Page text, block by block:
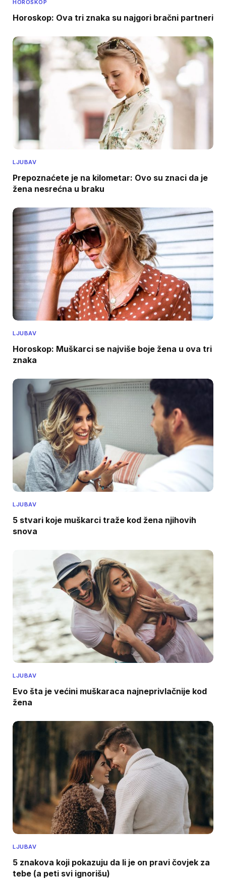
HOROSKOP
Horoskop: Ova tri znaka su najgori bračni partneri
LJUBAV
Prepoznaćete je na kilometar: Ovo su znaci da je
žena nesrećna u braku
LJUBAV
Horoskop: Muškarci se najviše boje žena u ova tri
znaka
LJUBAV
5 stvari koje muškarci traže kod žena njihovih
snova
LJUBAV
Evo šta je većini muškaraca najneprivlačnije kod
žena
LJUBAV
5 znakova koji pokazuju da li je on pravi čovjek za
tebe (a peti svi ignorišu)